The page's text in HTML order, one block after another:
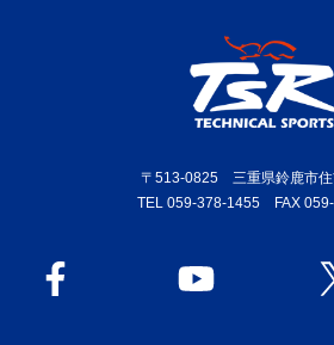
〒513-0825 三重県鈴鹿市住
TEL 059-378-1455 FAX